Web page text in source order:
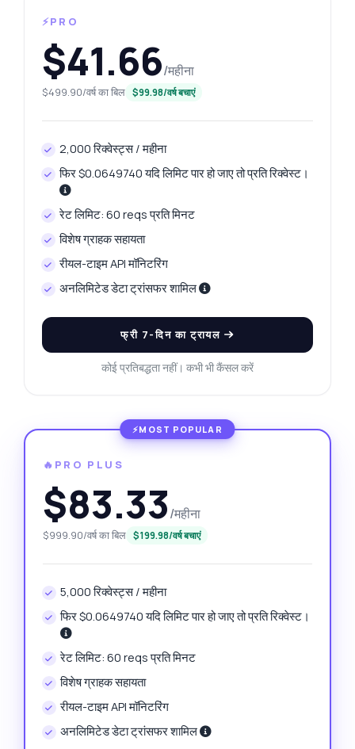
⚡PRO
$41.66/महीना
$499.90/वर्ष का बिल $99.98/वर्ष बचाएं
2,000 रिक्वेस्ट्स / महीना
फिर $0.0649740 यदि लिमिट पार हो जाए तो प्रति रिक्वेस्ट।
रेट लिमिट: 60 reqs प्रति मिनट
विशेष ग्राहक सहायता
रीयल-टाइम API मॉनिटरिंग
अनलिमिटेड डेटा ट्रांसफर शामिल
फ्री 7-दिन का ट्रायल
कोई प्रतिबद्धता नहीं। कभी भी कैंसल करें
🔥PRO PLUS
$83.33/महीना
$999.90/वर्ष का बिल $199.98/वर्ष बचाएं
5,000 रिक्वेस्ट्स / महीना
फिर $0.0649740 यदि लिमिट पार हो जाए तो प्रति रिक्वेस्ट।
रेट लिमिट: 60 reqs प्रति मिनट
विशेष ग्राहक सहायता
रीयल-टाइम API मॉनिटरिंग
अनलिमिटेड डेटा ट्रांसफर शामिल